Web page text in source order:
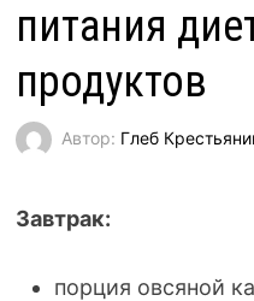
питания
продуктов
Автор: Глеб
Завтрак:
порция овсяной